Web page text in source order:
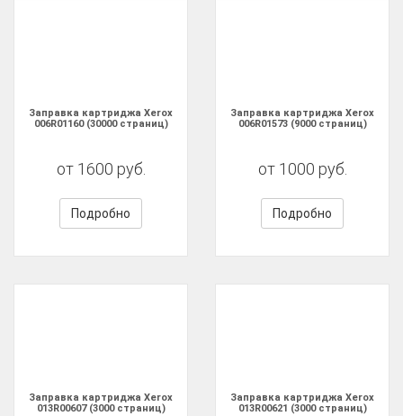
Заправка картриджа Xerox
006R01160 (30000 страниц)
от 1600 руб.
Подробно
Заправка картриджа Xerox
006R01573 (9000 страниц)
от 1000 руб.
Подробно
Заправка картриджа Xerox
013R00607 (3000 страниц)
Заправка картриджа Xerox
013R00621 (3000 страниц)